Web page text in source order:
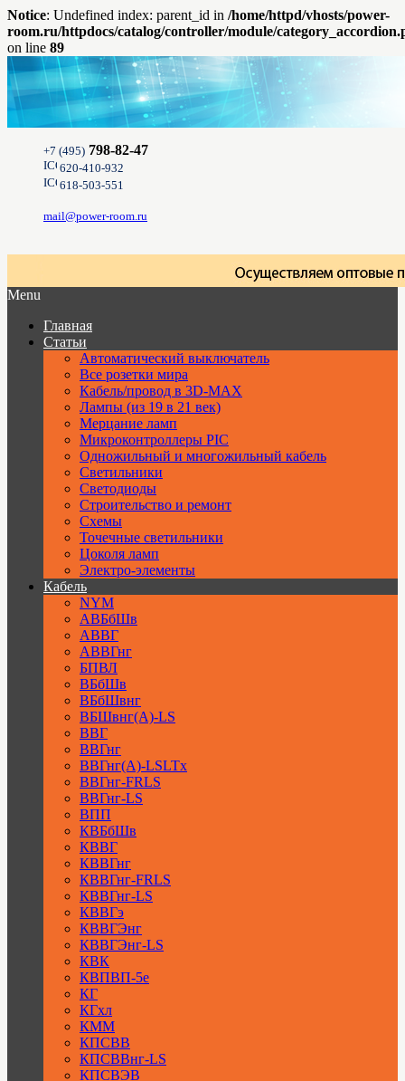
Notice: Undefined index: parent_id in /home/httpd/vhosts/power-
room.ru/httpdocs/catalog/controller/module/
on line 89
+7 (495) 798-82-47
620-410-932
618-503-551
mail@power-room.ru
Menu
Главная
Статьи
Автоматический выключатель
Все розетки мира
Кабель/провод в 3D-MAX
Лампы (из 19 в 21 век)
Мерцание ламп
Микроконтроллеры PIC
Одножильный и многожильный кабель
Светильники
Светодиоды
Строительство и ремонт
Схемы
Точечные светильники
Цоколя ламп
Электро-элементы
Кабель
NYM
АВБбШв
АВВГ
АВВГнг
БПВЛ
ВБбШв
ВБбШвнг
ВБШвнг(А)-LS
ВВГ
ВВГнг
ВВГнг(А)-LSLTx
ВВГнг-FRLS
ВВГнг-LS
ВПП
КВБбШв
КВВГ
КВВГнг
КВВГнг-FRLS
КВВГнг-LS
КВВГэ
КВВГЭнг
КВВГЭнг-LS
КВК
КВПВП-5е
КГ
КГхл
КММ
КПСВВ
КПСВВнг-LS
КПСВЭВ